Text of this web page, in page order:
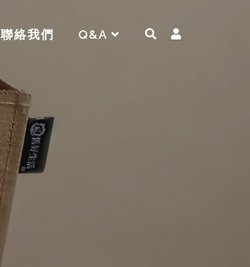
聯絡我們 Q&A